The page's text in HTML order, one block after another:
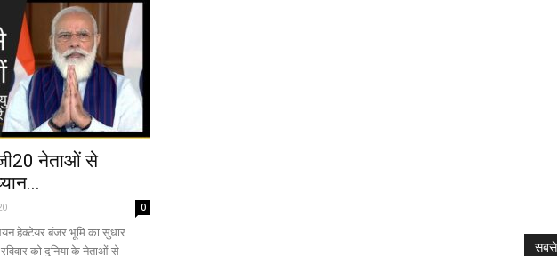
जी20 नेताओं से
0
हेक्टेयर बंजर भूमि का सुधार
को दुनिया के नेताओं से
सबसे